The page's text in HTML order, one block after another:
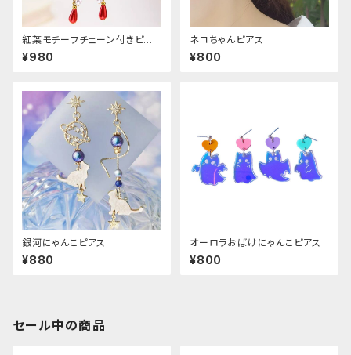
紅葉モチーフチェーン付きピア
ス
¥980
ネコちゃんピアス
¥800
銀河にゃんこピアス
¥880
オーロラおばけにゃんこピアス
¥800
セール中の商品